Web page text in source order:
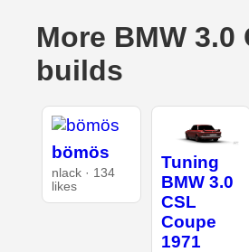
More BMW 3.0
builds
bömös
nlack · 134
likes
Tuning
BMW 3.0
CSL
Coupe
1971